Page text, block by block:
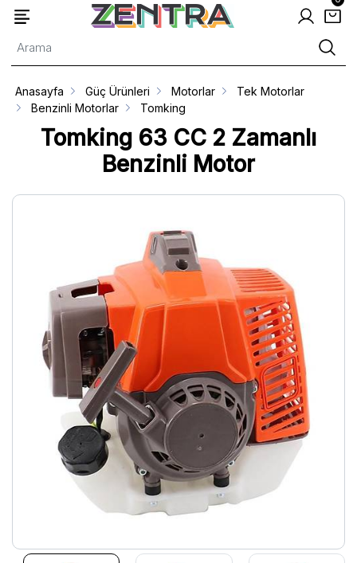
Tomking 63 CC 2 Zamanlı
Benzinli Motor
Anasayfa Güç Ürünleri Motorlar
Tek Motorlar
Benzinli Motorlar
Tomking